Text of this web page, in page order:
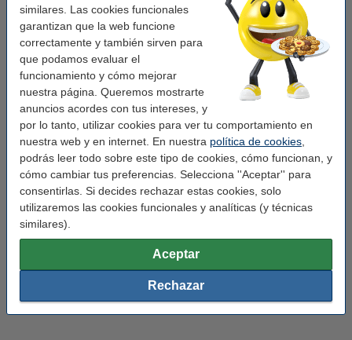
similares. Las cookies funcionales
garantizan que la web funcione
correctamente y también sirven para
que podamos evaluar el
funcionamiento y cómo mejorar
nuestra página. Queremos mostrarte
anuncios acordes con tus intereses, y
por lo tanto, utilizar cookies para ver tu comportamiento en
nuestra web y en internet. En nuestra política de cookies
podrás leer todo sobre este tipo de cookies, cómo funcionan, y
cómo cambiar tus preferencias. Selecciona ''Aceptar'' para
consentirlas. Si decides rechazar estas cookies, solo
utilizaremos las cookies funcionales y analíticas (y técnicas
similares).
Aceptar
Rechazar
¡Verás la diferencia en tu cartera!
Este producto marca 123tinta incluye garantía del 100%. 1-2-3 ¡sin
preocupaciones!
Características
Marca: 123tinta
Uso: etiquetas de dirección
Adherencia: Adhesivo
Temp mín:
Medidas: 89 x 25 mm (LxAn)